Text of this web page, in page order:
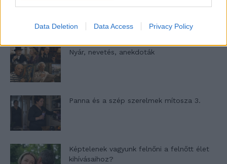
Data Deletion Data Access Privacy Policy
Nyár, nevetés, anekdoták
Panna és a szép szerelmek mítosza 3.
Képtelenek vagyunk felnőni a felnőtt élet
kihívásaihoz?